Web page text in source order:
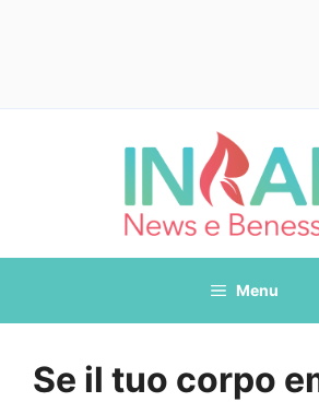
Menu
Se il tuo corpo